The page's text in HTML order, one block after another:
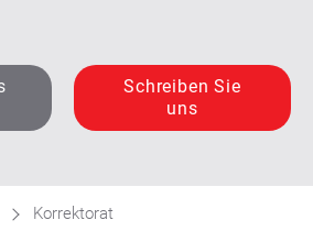
Schreiben Sie
uns
Korrektorat